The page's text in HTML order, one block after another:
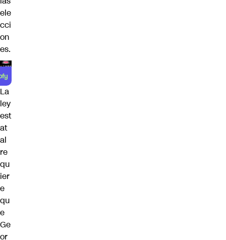
ele
cci
on
es.
La
ley
est
at
al
re
qu
ier
e
qu
e
Ge
or